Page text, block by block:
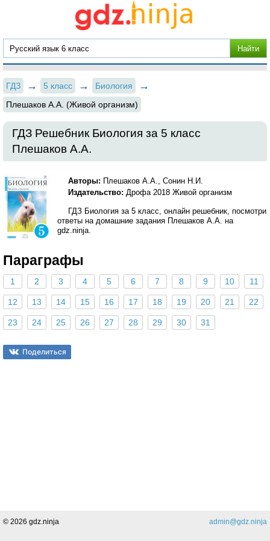
ГДЗ 5 класс
Биология
Плешаков А.А. (Живой организм)
ГДЗ Решебник Биология за 5 класс
Плешаков А.А.
Авторы: Плешаков А.А., Сонин Н.И.
Издательство:Дрофа 2018 Живой организм
ГДЗ Биология за 5 класс, онлайн решебник, посмотри
ответы на домашние задания Плешаков А.А. на
gdz.ninja.
Параграфы
1 2 3 4 5 6 7 8 9 10 11
12 13 14 15 16 17 18 19 20 21 22
23 24 25 26 27 28 29 30 31
Поделиться
© 2026 gdz.ninja admin@gdz.ninja